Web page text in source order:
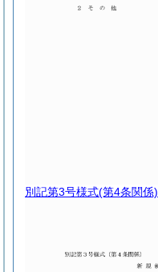
別記第3号様式(第4条関係)